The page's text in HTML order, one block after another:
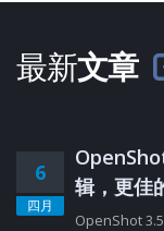
最新文章
6
四月
辑，更佳
OpenShot